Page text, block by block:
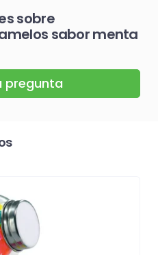
sobre
sabor menta
pregunta